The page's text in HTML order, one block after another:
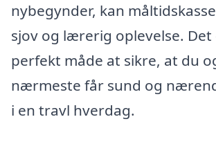
nybegynder, kan
sjov og lærerig oplevelse. Det
perfekt måde at sikre, at du
nærmeste får sund og
i en travl hverdag.